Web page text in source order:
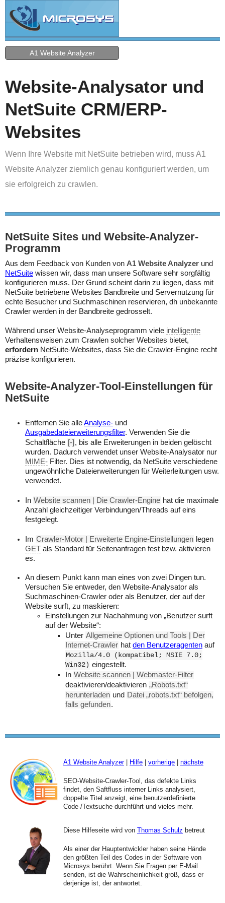
A1 Website Analyzer
Website-Analysator und
NetSuite CRM/ERP-
Websites
Wenn Ihre Website mit NetSuite betrieben wird, muss A1
Website Analyzer ziemlich genau konfiguriert werden, um
sie erfolgreich zu crawlen.
NetSuite Sites und Website-Analyzer-
Programm
Aus dem Feedback von Kunden von A1 Website Analyzer und
NetSuite wissen wir, dass man unsere Software sehr sorgfältig
konfigurieren muss. Der Grund scheint darin zu liegen, dass mit
NetSuite betriebene Websites Bandbreite und Servernutzung für
echte Besucher und Suchmaschinen reservieren, dh unbekannte
Crawler werden in der Bandbreite gedrosselt.
Während unser Website-Analyseprogramm viele intelligente
Verhaltensweisen zum Crawlen solcher Websites bietet,
erfordern NetSuite-Websites, dass Sie die Crawler-Engine recht
präzise konfigurieren.
Website-Analyzer-Tool-Einstellungen für
NetSuite
Entfernen Sie alleAnalyse- und
Ausgabedateierweiterungsfilter. Verwenden Sie die
Schaltfläche [-] , bis alle Erweiterungen in beiden gelöscht
wurden. Dadurch verwendet unser Website-Analysator nur
MIME- Filter. Dies ist notwendig, da NetSuite verschiedene
ungewöhnliche Dateierweiterungen für Weiterleitungen usw.
verwendet.
In Website scannen | Die Crawler-Engine hat die maximale
Anzahl gleichzeitiger Verbindungen/Threads auf eins
festgelegt.
Im Crawler-Motor | Erweiterte Engine-Einstellungen legen
GET als Standard für Seitenanfragen fest bzw. aktivieren
es.
An diesem Punkt kann man eines von zwei Dingen tun.
Versuchen Sie entweder, den Website-Analysator als
Suchmaschinen-Crawler oder als Benutzer, der auf der
Website surft, zu maskieren:
Einstellungen zur Nachahmung von „Benutzer surft
auf der Website“:
Unter Allgemeine Optionen und Tools | Der
Internet-Crawler hat den Benutzeragenten auf
Mozilla/4.0 (kompatibel; MSIE 7.0;
Win32) eingestellt.
In Website scannen | Webmaster-Filter
deaktivieren/deaktivieren „Robots.txt“
herunterladen und Datei „robots.txt“ befolgen,
falls gefunden.
A1 Website Analyzer| Hilfe vorherige nächste
SEO-Website-Crawler-Tool, das defekte Links
findet, den Saftfluss interner Links analysiert,
doppelte Titel anzeigt, eine benutzerdefinierte
Code-/Textsuche durchführt und vieles mehr.
Diese Hilfeseite wird von Thomas Schulz betreut
Als einer der Hauptentwickler haben seine Hände
den größten Teil des Codes in der Software von
Microsys berührt. Wenn Sie Fragen per E-Mail
senden, ist die Wahrscheinlichkeit groß, dass er
derjenige ist, der antwortet.